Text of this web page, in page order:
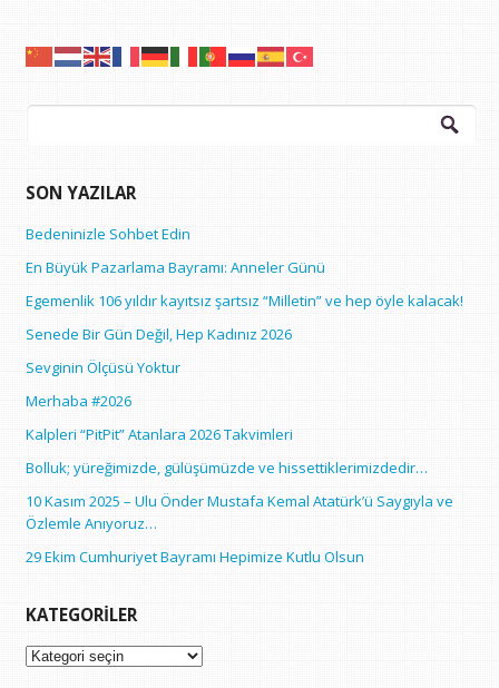
Arama:
SON YAZILAR
Bedeninizle Sohbet Edin
En Büyük Pazarlama Bayramı: Anneler Günü
Egemenlik 106 yıldır kayıtsız şartsız “Milletin” ve hep öyle kalacak!
Senede Bir Gün Değil, Hep Kadınız 2026
Sevginin Ölçüsü Yoktur
Merhaba #2026
Kalpleri “PitPit” Atanlara 2026 Takvimleri
Bolluk; yüreğimizde, gülüşümüzde ve hissettiklerimizdedir…
10 Kasım 2025 – Ulu Önder Mustafa Kemal Atatürk’ü Saygıyla ve
Özlemle Anıyoruz…
29 Ekim Cumhuriyet Bayramı Hepimize Kutlu Olsun
KATEGORILER
Kategoriler